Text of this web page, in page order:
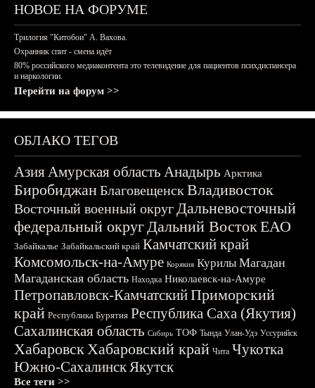
НОВОЕ НА ФОРУМЕ
Трилогия "Китобои" А. Вахова.
Охранник спит - смена идёт
80% российского медиаконтента это телевидение для пациентов психдиспансера
и наркологии.
Перейти на форум >>
ОБЛАКО ТЕГОВ
АзияАмурская область Анадырь Арктика
БиробиджанБлаговещенскВладивосток
Восточный военный округДальневосточный
федеральный округДальний ВостокЕАО
Забайкалье Забайкальский край Камчатский край
Комсомольск-на-Амуре Корякия Курилы Магадан
Магаданская область Находка Николаевск-на-Амуре
Петропавловск-КамчатскийПриморский
край Республика Бурятия Республика Саха (Якутия)
Сахалинская область Сибирь ТОФ Тында Улан-Удэ Уссурийск
ХабаровскХабаровский край Чита Чукотка
Южно-СахалинскЯкутск
Все теги >>